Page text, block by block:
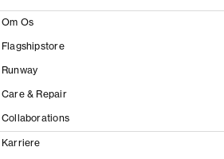
Om Os
Flagshipstore
Runway
Care & Repair
Collaborations
Karriere
VIS RESULTAT